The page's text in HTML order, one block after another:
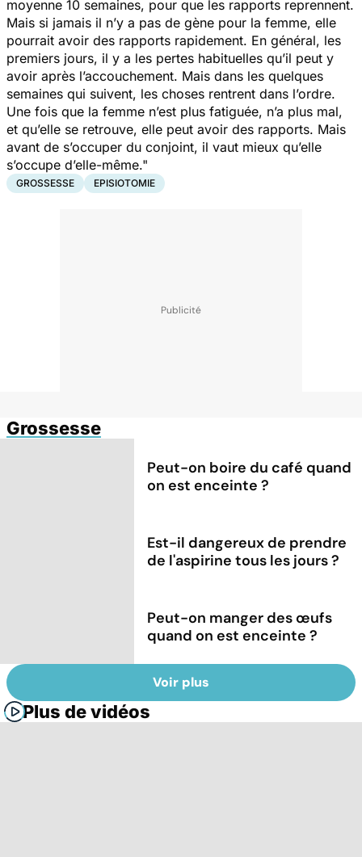
moyenne 10 semaines, pour que les rapports reprennent.
Mais si jamais il n’y a pas de gène pour la femme, elle
pourrait avoir des rapports rapidement. En général, les
premiers jours, il y a les pertes habituelles qu’il peut y
avoir après l’accouchement. Mais dans les quelques
semaines qui suivent, les choses rentrent dans l’ordre.
Une fois que la femme n’est plus fatiguée, n’a plus mal,
et qu’elle se retrouve, elle peut avoir des rapports. Mais
avant de s’occuper du conjoint, il vaut mieux qu’elle
s’occupe d’elle-même."
GROSSESSE EPISIOTOMIE
Grossesse
Peut-on boire du café quand
on est enceinte ?
Est-il dangereux de prendre
de l'aspirine tous les jours ?
Peut-on manger des œufs
quand on est enceinte ?
Voir plus
Plus de vidéos